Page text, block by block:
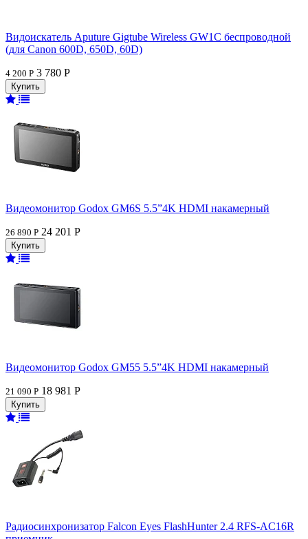
Видоискатель Aputure Gigtube Wireless GW1C беспроводной
(для Canon 600D, 650D, 60D)
4 200 Р 3 780 Р
Видеомонитор Godox GM6S 5.5”4K HDMI накамерный
26 890 Р 24 201 Р
Видеомонитор Godox GM55 5.5”4K HDMI накамерный
21 090 Р 18 981 Р
Радиосинхронизатор Falcon Eyes FlashHunter 2.4 RFS-AC16R